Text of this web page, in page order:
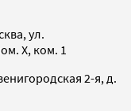
ул.
X, ком. 1
2-я, д.